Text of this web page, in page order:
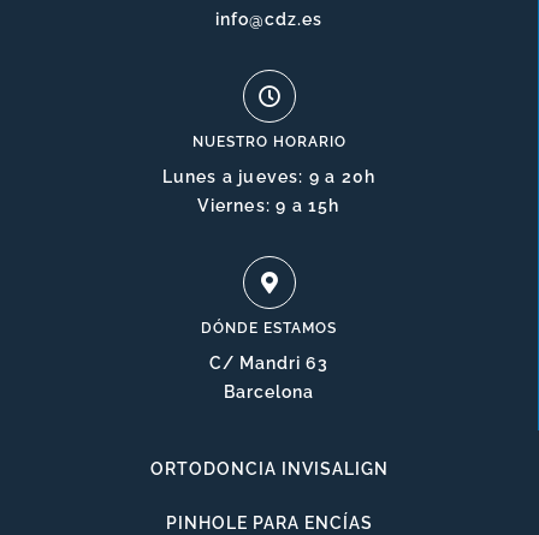
info@cdz.es
NUESTRO HORARIO
Lunes a jueves: 9 a 20h
Viernes: 9 a 15h
DÓNDE ESTAMOS
C/ Mandri 63
Barcelona
ORTODONCIA INVISALIGN
PINHOLE PARA ENCÍAS